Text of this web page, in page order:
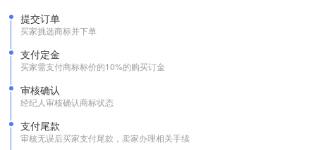
提交订单
买家挑选商标并下单
支付定金
买家需支付商标标价的10%的购买订金
审核确认
经纪人审核确认商标状态
支付尾款
审核无误后买家支付尾款，卖家办理相关手续